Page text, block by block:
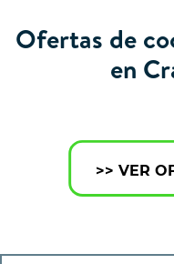
Ofertas de
en
>> VER